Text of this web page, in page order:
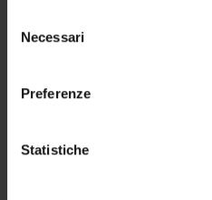
modificare o revocare il
momento dalla
raccogliere
geografica, con
delNecessari
Preferenze
Statistiche